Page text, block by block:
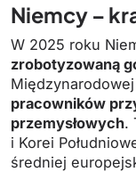
Niemcy –
W 2025 roku
zrobotyzowaną
pracowników
przemysłowych.
i Korei
średniej